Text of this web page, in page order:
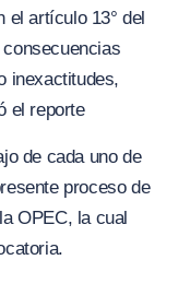
el artículo 13° del
inexactitudes,
el reporte
de cada uno de
proceso de
OPEC, la cual